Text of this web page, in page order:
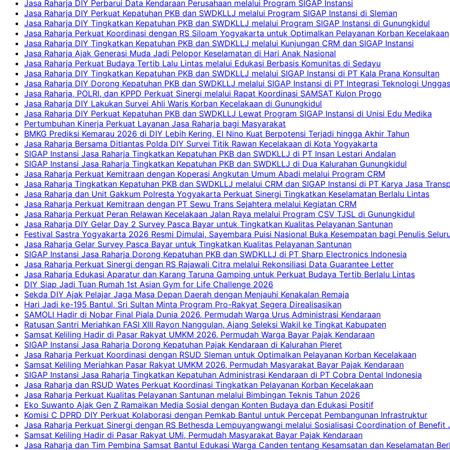
Jasa Raharja DIY Perbarui Data Kendaraan Perusahaan melalui Program SIGAP Instansi
Jasa Raharja DIY Perkuat Kepatuhan PKB dan SWDKLLJ melalui Program SIGAP Instansi di Sleman
Jasa Raharja DIY Tingkatkan Kepatuhan PKB dan SWDKLLJ melalui Program SIGAP Instansi di Gunungkidul
Jasa Raharja Perkuat Koordinasi dengan RS Siloam Yogyakarta untuk Optimalkan Pelayanan Korban Kecelakaan
Jasa Raharja DIY Tingkatkan Kepatuhan PKB dan SWDKLLJ melalui Kunjungan CRM dan SIGAP Instansi
Jasa Raharja Ajak Generasi Muda Jadi Pelopor Keselamatan di Hari Anak Nasional
Jasa Raharja Perkuat Budaya Tertib Lalu Lintas melalui Edukasi Berbasis Komunitas di Sedayu
Jasa Raharja DIY Tingkatkan Kepatuhan PKB dan SWDKLLJ melalui SIGAP Instansi di PT Kala Prana Konsultan
Jasa Raharja DIY Dorong Kepatuhan PKB dan SWDKLLJ melalui SIGAP Instansi di PT Integrasi Teknologi Unggas
Jasa Raharja, POLRI, dan KPPD Perkuat Sinergi melalui Rapat Koordinasi SAMSAT Kulon Progo
Jasa Raharja DIY Lakukan Survei Ahli Waris Korban Kecelakaan di Gunungkidul
Jasa Raharja DIY Perkuat Kepatuhan PKB dan SWDKLLJ Lewat Program SIGAP Instansi di Unisi Edu Medika
Pertumbuhan Kinerja Perkuat Layanan Jasa Raharja bagi Masyarakat
BMKG Prediksi Kemarau 2026 di DIY Lebih Kering, El Nino Kuat Berpotensi Terjadi hingga Akhir Tahun
Jasa Raharja Bersama Ditlantas Polda DIY Survei Titik Rawan Kecelakaan di Kota Yogyakarta
SIGAP Instansi Jasa Raharja Tingkatkan Kepatuhan PKB dan SWDKLLJ di PT Insan Lestari Andalan
SIGAP Instansi Jasa Raharja Tingkatkan Kepatuhan PKB dan SWDKLLJ di Dua Kalurahan Gunungkidul
Jasa Raharja Perkuat Kemitraan dengan Koperasi Angkutan Umum Abadi melalui Program CRM
Jasa Raharja Tingkatkan Kepatuhan PKB dan SWDKLLJ melalui CRM dan SIGAP Instansi di PT Karya Jasa
Jasa Raharja dan Unit Gakkum Polresta Yogyakarta Perkuat Sinergi Tingkatkan Keselamatan Berlalu Lintas
Jasa Raharja Perkuat Kemitraan dengan PT Sewu Trans Sejahtera melalui Kegiatan CRM
Jasa Raharja Perkuat Peran Relawan Kecelakaan Jalan Raya melalui Program CSV TJSL di Gunungkidul
Jasa Raharja DIY Gelar Day 2 Survey Pasca Bayar untuk Tingkatkan Kualitas Pelayanan Santunan
Festival Sastra Yogyakarta 2026 Resmi Dimulai, Sayembara Puisi Nasional Buka Kesempatan bagi Penulis
Jasa Raharja Gelar Survey Pasca Bayar untuk Tingkatkan Kualitas Pelayanan Santunan
SIGAP Instansi Jasa Raharja Dorong Kepatuhan PKB dan SWDKLLJ di PT Sharp Electronics Indonesia
Jasa Raharja Perkuat Sinergi dengan RS Rajawali Citra melalui Rekonsiliasi Data Guarantee Letter
Jasa Raharja Edukasi Aparatur dan Karang Taruna Gamping untuk Perkuat Budaya Tertib Berlalu Lintas
DIY Siap Jadi Tuan Rumah 1st Asian Gym for Life Challenge 2026
Sekda DIY Ajak Pelajar Jaga Masa Depan Daerah dengan Menjauhi Kenakalan Remaja
Hari Jadi ke-195 Bantul, Sri Sultan Minta Program Pro-Rakyat Segera Direalisasikan
SAMOLI Hadir di Nobar Final Piala Dunia 2026, Permudah Warga Urus Administrasi Kendaraan
Ratusan Santri Meriahkan FASI XIII Rayon Nanggulan, Ajang Seleksi Wakil ke Tingkat Kabupaten
Samsat Keliling Hadir di Pasar Rakyat UMKM 2026, Permudah Warga Bayar Pajak Kendaraan
SIGAP Instansi Jasa Raharja Dorong Kepatuhan Pajak Kendaraan di Kalurahan Pleret
Jasa Raharja Perkuat Koordinasi dengan RSUD Sleman untuk Optimalkan Pelayanan Korban Kecelakaan
Samsat Keliling Meriahkan Pasar Rakyat UMKM 2026, Permudah Masyarakat Bayar Pajak Kendaraan
SIGAP Instansi Jasa Raharja Tingkatkan Kepatuhan Administrasi Kendaraan di PT Cobra Dental Indonesia
Jasa Raharja dan RSUD Wates Perkuat Koordinasi Tingkatkan Pelayanan Korban Kecelakaan
Jasa Raharja Perkuat Kualitas Pelayanan Santunan melalui Bimbingan Teknis Tahun 2026
Eko Suwanto Ajak Gen Z Ramaikan Media Sosial dengan Konten Budaya dan Edukasi Positif
Komisi C DPRD DIY Perkuat Kolaborasi dengan Pemkab Bantul untuk Percepat Pembangunan Infrastruktur
Jasa Raharja Perkuat Sinergi dengan RS Bethesda Lempuyangwangi melalui Sosialisasi Coordination of Benefit
Samsat Keliling Hadir di Pasar Rakyat UMi, Permudah Masyarakat Bayar Pajak Kendaraan
Jasa Raharja dan Tim Pembina Samsat Bantul Edukasi Warga Canden tentang Kesamsatan dan Keselamatan